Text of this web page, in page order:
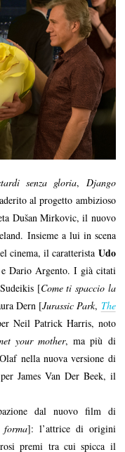
senza gloria, Django
al progetto ambizioso
Dušan Mirkovic, il nuovo
Insieme a lui in scena
cinema, il caratterista Udo
e Dario Argento. I già citati
[Come ti spaccio la
Dern [Jurassic Park, The
Neil Patrick Harris, noto
your mother, ma più di
nella nuova versione di
James Van Der Beek, il
dal nuovo film di
]: l’attrice di origini
premi tra cui spicca il